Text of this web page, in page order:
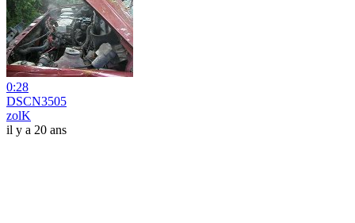
0:28
DSCN3505
zolK
il y a 20 ans